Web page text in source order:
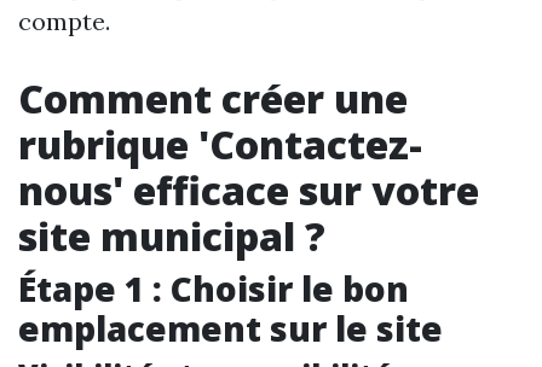
compte.
Comment créer une
rubrique 'Contactez-
nous' efficace sur votre
site municipal ?
Étape 1 : Choisir le bon
emplacement sur le site